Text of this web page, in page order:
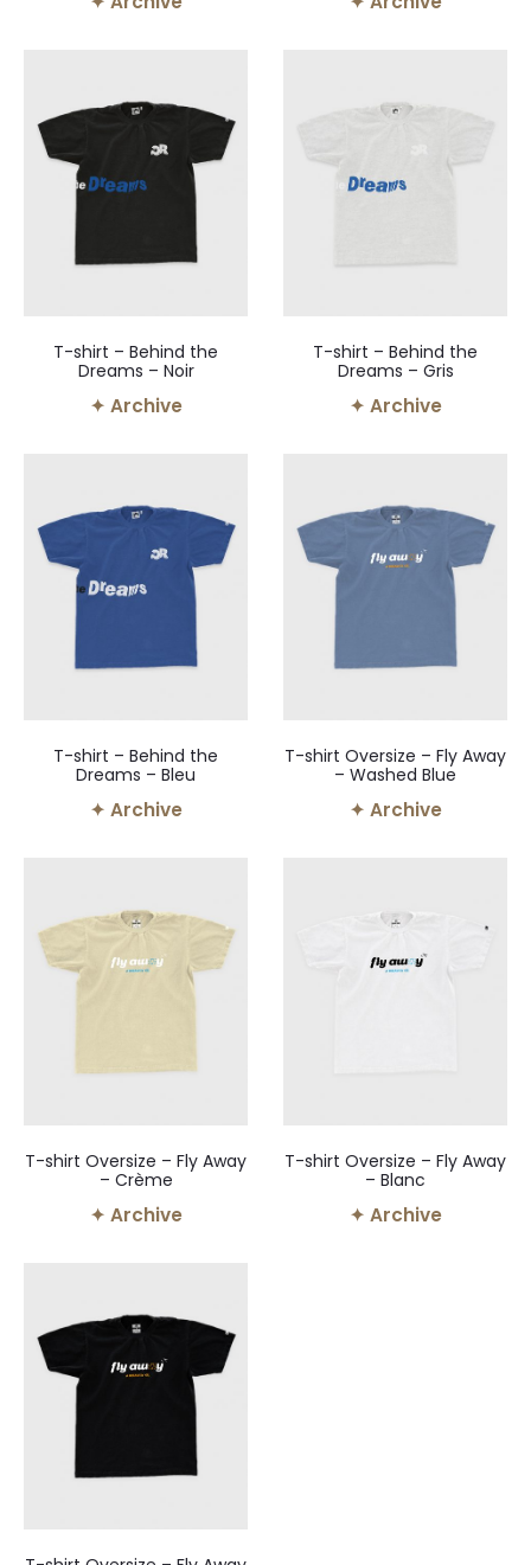
T-shirt – Behind the
Dreams – Noir
✦ Archive
T-shirt – Behind the
Dreams – Gris
✦ Archive
T-shirt – Behind the
Dreams – Bleu
✦ Archive
T-shirt Oversize – Fly Away
– Washed Blue
✦ Archive
T-shirt Oversize – Fly Away
– Crème
✦ Archive
T-shirt Oversize – Fly Away
– Blanc
✦ Archive